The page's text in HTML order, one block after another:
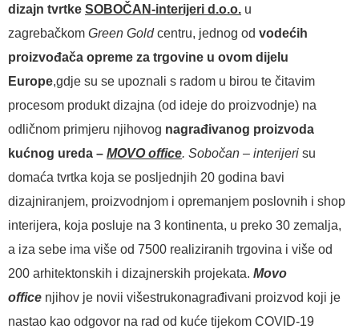
dizajn tvrtke SOBOČAN-interijeri d.o.o. u
zagrebačkom Green Goldcentru, jednog od vodećih
proizvođača opreme za trgovine u ovom dijelu
Europe,gdje su se upoznali s radom u birou te čitavim
procesom produkt dizajna (od ideje do proizvodnje) na
odličnom primjeru njihovog nagrađivanog proizvoda
kućnog ureda – MOVO office. Sobočan – interijeri su
domaća tvrtka koja se posljednjih 20 godina bavi
dizajniranjem, proizvodnjom i opremanjem poslovnih i shop
interijera, koja posluje na 3 kontinenta, u preko 30 zemalja,
a iza sebe ima više od 7500 realiziranih trgovina i više od
200 arhitektonskih i dizajnerskih projekata. Movo
office njihov je novii višestrukonagrađivani proizvod koji je
nastao kao odgovor na rad od kuće tijekom COVID-19